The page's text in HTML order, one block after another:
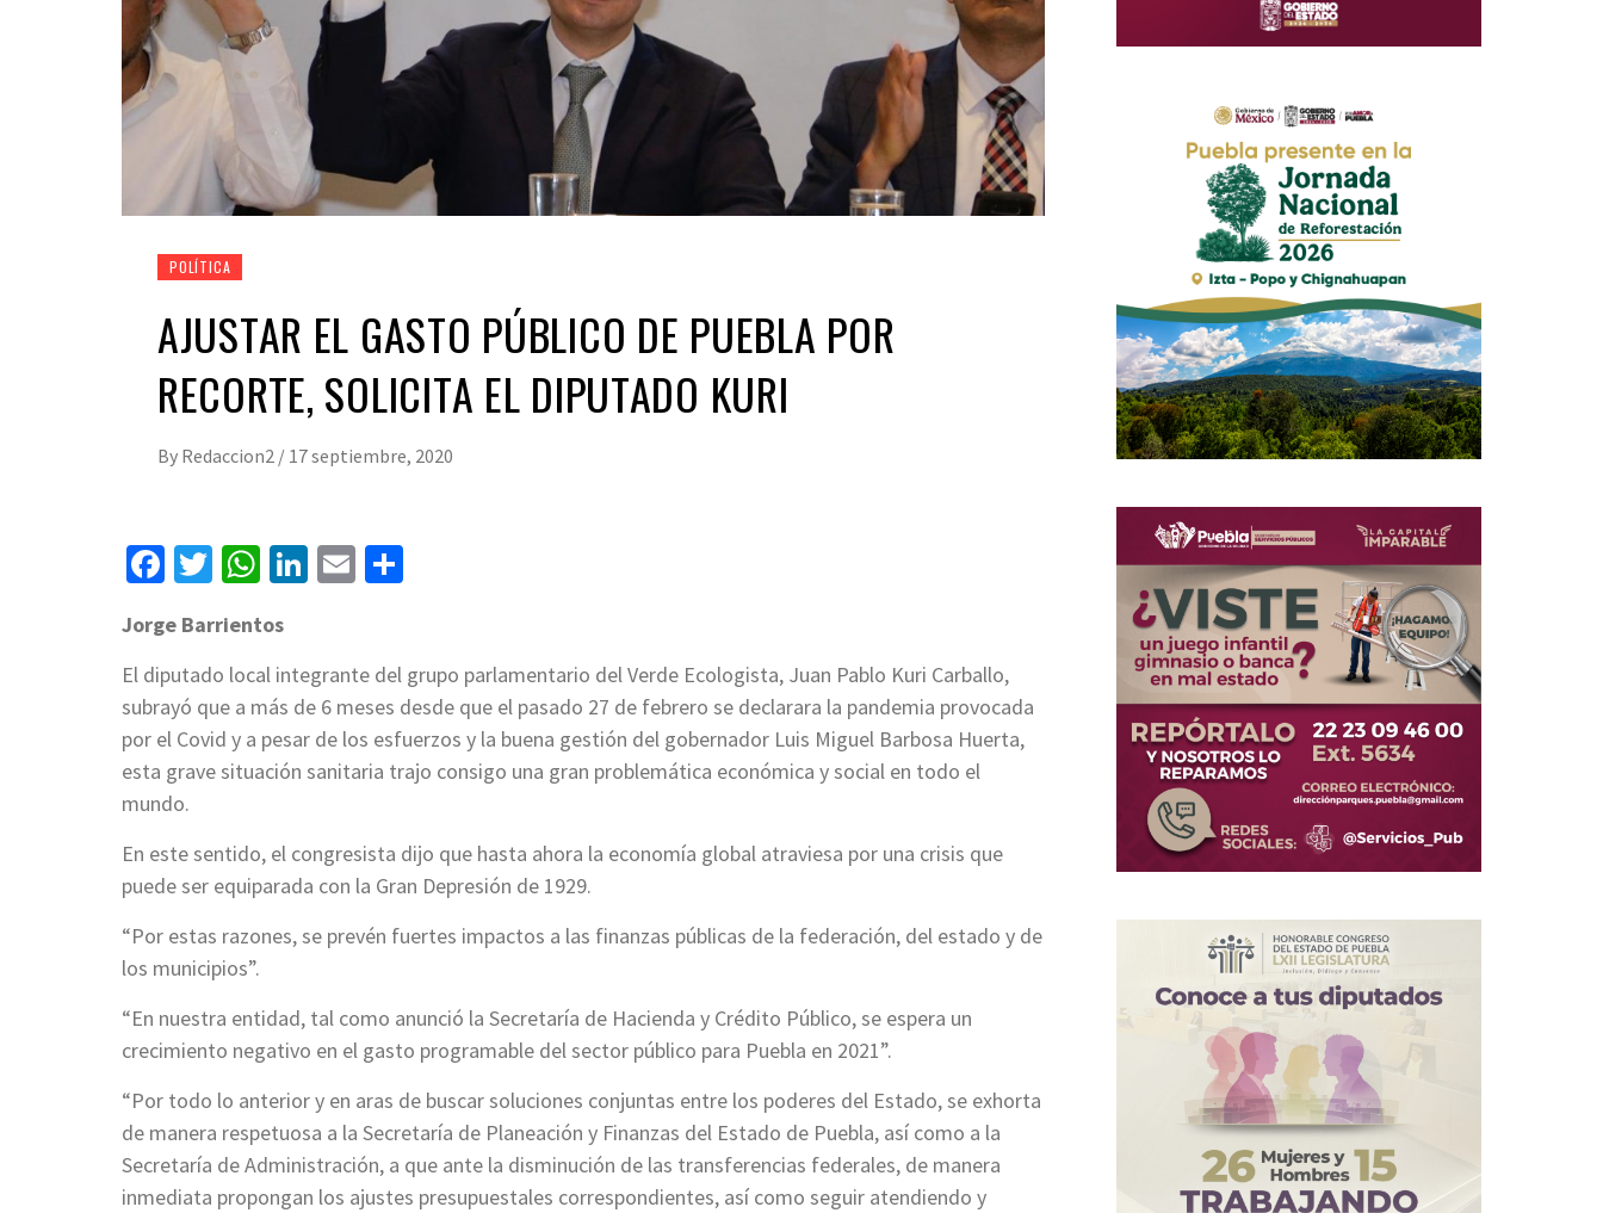
POLÍTICA
AJUSTAR EL GASTO PÚBLICO DE PUEBLA POR
RECORTE, SOLICITA EL DIPUTADO KURI
By Redaccion2 / 17 septiembre, 2020
Facebook
Twitter
WhatsApp
LinkedIn
Email
Jorge Barrientos
El diputado local integrante del grupo parlamentario del Verde Ecologista, Juan Pablo Kuri Carballo,
subrayó que a más de 6 meses desde que el pasado 27 de febrero se declarara la pandemia provocada
por el Covid y a pesar de los esfuerzos y la buena gestión del gobernador Luis Miguel Barbosa Huerta,
esta grave situación sanitaria trajo consigo una gran problemática económica y social en todo el
mundo.
En este sentido, el congresista dijo que hasta ahora la economía global atraviesa por una crisis que
puede ser equiparada con la Gran Depresión de 1929.
“Por estas razones, se prevén fuertes impactos a las finanzas públicas de la federación, del estado y de
los municipios”.
“En nuestra entidad, tal como anunció la Secretaría de Hacienda y Crédito Público, se espera un
crecimiento negativo en el gasto programable del sector público para Puebla en 2021”.
“Por todo lo anterior y en aras de buscar soluciones conjuntas entre los poderes del Estado, se exhorta
de manera respetuosa a la Secretaría de Planeación y Finanzas del Estado de Puebla, así como a la
Secretaría de Administración, a que ante la disminución de las transferencias federales, de manera
inmediata propongan los ajustes presupuestales correspondientes, así como seguir atendiendo y